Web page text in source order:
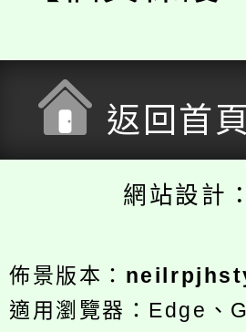
返回首頁
網站設計
佈景版本：
適用瀏覽器：Edge